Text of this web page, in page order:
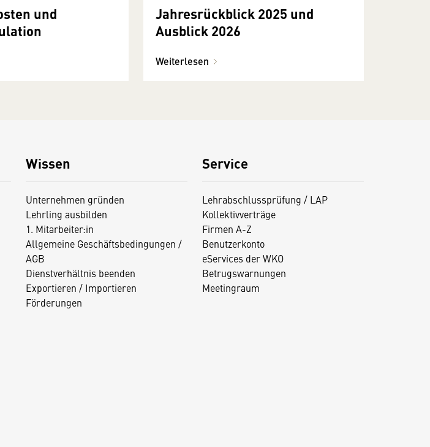
und
Jahresrückblick 2025 und
Ausblick 2026
Weiterlesen
Wissen
Unternehmen gründen
Lehrling ausbilden
1. Mitarbeiter:in
Allgemeine Geschäftsbedingungen /
AGB
Dienstverhältnis beenden
Exportieren / Importieren
Förderungen
Service
Lehrabschlussprüfung / LAP
Kollektivverträge
Firmen A-Z
Benutzerkonto
eServices der WKO
Betrugswarnungen
Meetingraum